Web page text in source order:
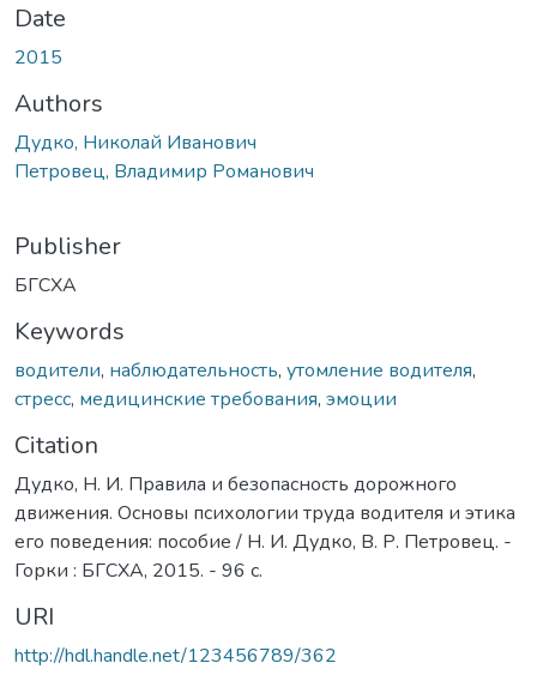
Date
2015
Authors
Дудко, Николай Иванович
Петровец, Владимир Романович
Publisher
БГСХА
Keywords
водители, наблюдательность, утомление водителя,
стресс, медицинские требования, эмоции
Citation
Дудко, Н. И. Правила и безопасность дорожного
движения. Основы психологии труда водителя и этика
его поведения: пособие / Н. И. Дудко, В. Р. Петровец. -
Горки : БГСХА, 2015. - 96 с.
URI
http://hdl.handle.net/123456789/362